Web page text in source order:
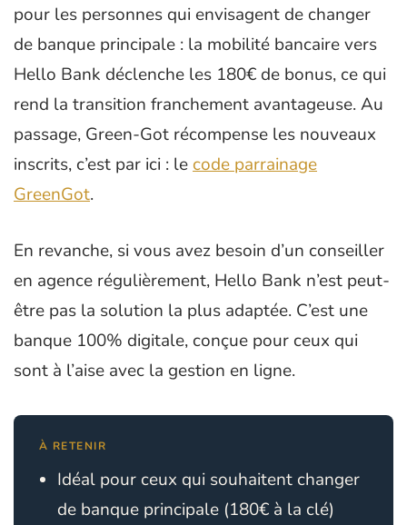
pour les personnes qui envisagent de changer
de banque principale : la mobilité bancaire vers
Hello Bank déclenche les 180€ de bonus, ce qui
rend la transition franchement avantageuse. Au
passage, Green-Got récompense les nouveaux
inscrits, c’est par ici : lecode parrainage
GreenGot.
En revanche, si vous avez besoin d’un conseiller
en agence régulièrement, Hello Bank n’est peut-
être pas la solution la plus adaptée. C’est une
banque 100% digitale, conçue pour ceux qui
sont à l’aise avec la gestion en ligne.
À RETENIR
Idéal pour ceux qui souhaitent changer
de banque principale (180€ à la clé)